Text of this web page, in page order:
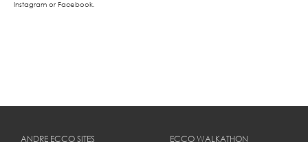
Instagram or Facebook.
ANDRE ECCO SITES ECCO WALKATHON